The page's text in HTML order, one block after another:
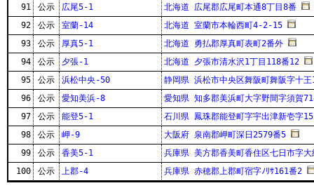
91
公示 広尾5-1
北海道 広尾郡広尾町本通8丁目8番
92
公示 室蘭-14
北海道 室蘭市本輪西町4-2-15
93
公示 厚真5-1
北海道 勇払郡厚真町表町2番外
94
公示 夕張-1
北海道 夕張市清水沢1丁目118番12
95
公示 浜松中央-50
静岡県 浜松市中央区舞阪町舞阪字十王
96
公示 愛知美浜-8
愛知県 知多郡美浜町大字野間字須賀
97
公示 能登5-1
石川県 鳳珠郡能登町字宇出津新壱字
98
公示 岬-9
大阪府 泉南郡岬町深日2579番5
99
公示 香美5-1
兵庫県 美方郡香美町香住区七日市字
100
公示 上郡-4 兵庫県 赤穂郡上郡町宿字ﾉﾘｻ161番2